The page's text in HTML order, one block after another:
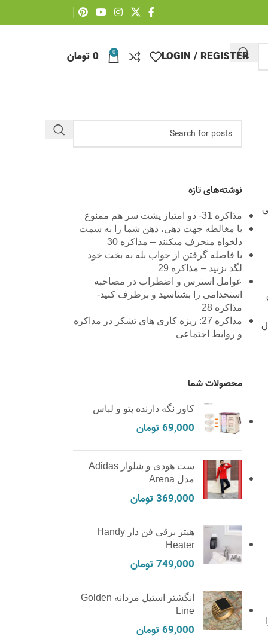
LOGIN / REGISTER
0
0تومان
را
نوشته‌های تازه
مذاکره 31- دو امتیاز پشت سر هم ممنوع
با مغالطه جهت دهی، ذهن شما را به سمت
دلخواه منحرف میکنند – مذاکره 30
با فاصله گرفتن از جواب بله به بخت خود
لگد نزنید – مذاکره 29
عوامل استرس و اضطراب در مصاحبه
استخدامی را بشناسید و برطرف کنید-
مذاکره 28
مذاکره 27: ریزه کاری های تشکر در مذاکره
و روابط اجتماعی
محصولات شما
کاور نگه دارنده پتو و لباس
69,000 تومان
ست هودی و شلوار Adidas
مدل Arena
369,000 تومان
هیتر برقی فن دار Handy
Heater
749,000 تومان
انگشتر استیل مردانه Golden
Line
69,000 تومان